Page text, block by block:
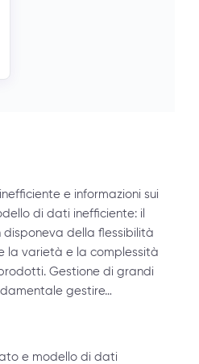
e informazioni sui
di dati inefficiente: il
disponeva della flessibilità
la varietà e la complessità
Gestione di grandi
gestire…
e modello di dati